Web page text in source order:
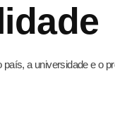
a universidade e o